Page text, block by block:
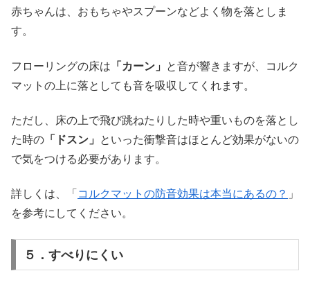
赤ちゃんは、おもちゃやスプーンなどよく物を落としま
す。
フローリングの床は 「カーン」
と音が響きますが、コルク
マットの上に落としても音を吸収してくれます。
ただし、床の上で飛び跳ねたりした時や重いものを落とし
た時の 「ドスン」
といった衝撃音はほとんど効果がないの
で気をつける必要があります。
詳しくは、「 コルクマットの防音効果は本当にあるの？ 」
を参考にしてください。
５．すべりにくい